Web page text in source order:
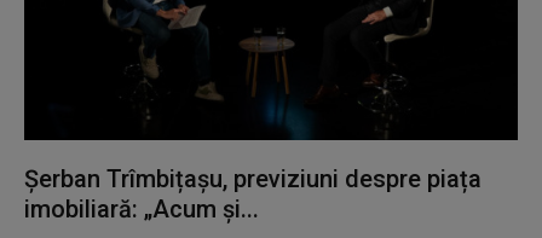
Șerban Trîmbițașu, previziuni despre piața
imobiliară: „Acum și...